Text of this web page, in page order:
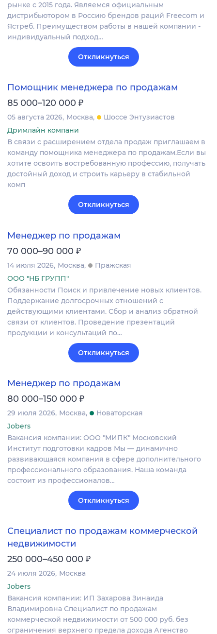
рынке с 2015 года. Являемся официальным
дистрибьютором в Россию брендов раций Freecom и
Ястреб. Преимуществом работы в нашей компании -
индивидуальный подход…
Откликнуться
Помощник менеджера по продажам
85 000–120 000 ₽
05 августа 2026 Москва
Шоссе Энтузиастов
Дримлайн компани
В связи с расширением отдела продаж приглашаем в
команду помощника менеджера по продажам.Если вы
хотите освоить востребованную профессию, получать
достойный доход и строить карьеру в стабильной
комп
Откликнуться
Менеджер по продажам
70 000–90 000 ₽
14 июля 2026 Москва
Пражская
ООО "НБ ГРУПП"
Обязанности Поиск и привлечение новых клиентов.
Поддержание долгосрочных отношений с
действующими клиентами. Сбор и анализ обратной
связи от клиентов. Проведение презентаций
продукции и консультаций по…
Откликнуться
Менеджер по продажам
80 000–150 000 ₽
29 июля 2026 Москва
Новаторская
Jobers
Вакансия компании: ООО "МИПК" Московский
Институт подготовки кадров Мы — динамично
развивающаяся компания в сфере дополнительного
профессионального образования. Наша команда
состоит из профессионалов…
Откликнуться
Специалист по продажам коммерческой
недвижимости
250 000–450 000 ₽
24 июля 2026 Москва
Jobers
Вакансия компании: ИП Захарова Зинаида
Владимировна Специалист по продажам
коммерческой недвижимости от 500 000 руб. без
ограничения верхнего предела дохода Агенство